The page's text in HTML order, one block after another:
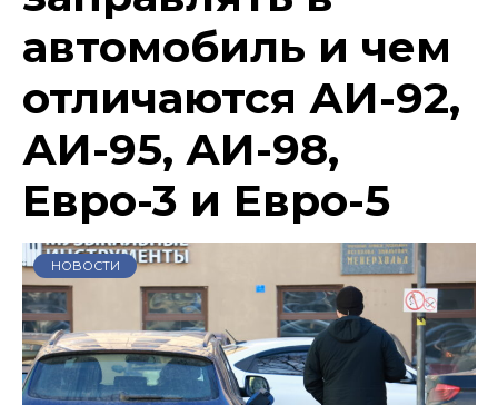
автомобиль и чем
отличаются АИ-92,
АИ-95, АИ-98,
Евро-3 и Евро-5
НОВОСТИ